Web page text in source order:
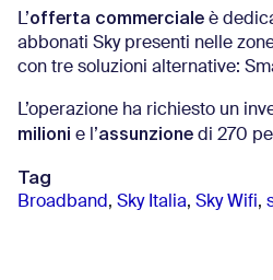
L’offerta commerciale è
abbonati Sky presenti nelle
con tre soluzioni alternative:
L’operazione ha richiesto un
milioni e l’assunzione di 270
Tag
Broadband , Sky Italia, Sky Wifi,